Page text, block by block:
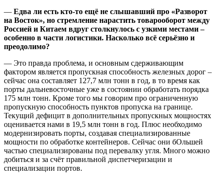
— Едва ли есть кто-то ещё не слышавший про «Разворот
на Восток», но стремление нарастить товарооборот между
Россией и Китаем вдруг столкнулось с узкими местами –
особенно в части логистики. Насколько всё серьёзно и
преодолимо?
— Это правда проблема, и основным сдерживающим
фактором является пропускная способность железных дорог –
сейчас она составляет 127,7 млн тонн в год, в то время как
порты дальневосточные уже в состоянии обработать порядка
175 млн тонн. Кроме того мы говорим про ограниченную
пропускную способность пунктов пропуска на границе.
Текущий дефицит в дополнительных пропускных мощностях
оценивается нами в 19,5 млн тонн в год. Плюс необходимо
модернизировать порты, создавая специализированные
мощности по обработке контейнеров. Сейчас они бОльшей
частью специализированы под перевалку угля. Много можно
добиться и за счёт правильной диспетчеризации и
специализации портов.